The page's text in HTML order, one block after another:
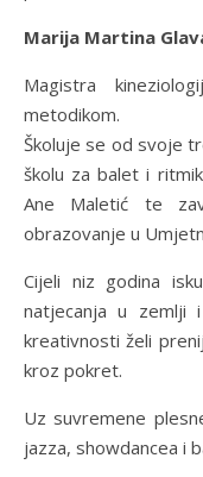
Marija Martina
Magistra
metodikom.
Školuje se od svoje
školu za balet i
Ane Maletić te
obrazovanje u
Cijeli niz godina
natjecanja u zemlji
kreativnosti želi
kroz pokret.
Uz suvremene
jazza, showdancea i